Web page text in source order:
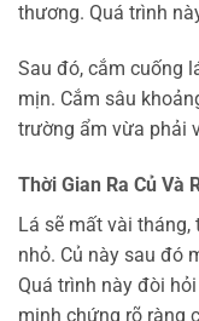
thương. Quá trình
Sau đó, cắm cuống
mịn. Cắm sâu
trường ẩm vừa phải
Thời Gian Ra Củ Và
Lá sẽ mất vài
nhỏ. Củ này sau đó
Quá trình này đòi
minh chứng rõ ràng